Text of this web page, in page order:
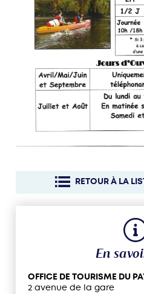
RETOUR À LA
En
OFFICE DE TOURISME DU
2 avenue de la gare